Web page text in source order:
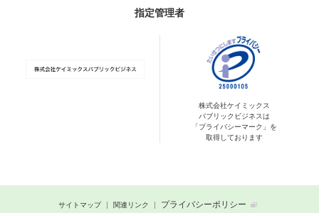
指定管理者
株式会社ケイミックス
パブリックビジネスは
「プライバシーマーク」を
取得しております
サイトマップ 関連リンク プライバシーポリシー